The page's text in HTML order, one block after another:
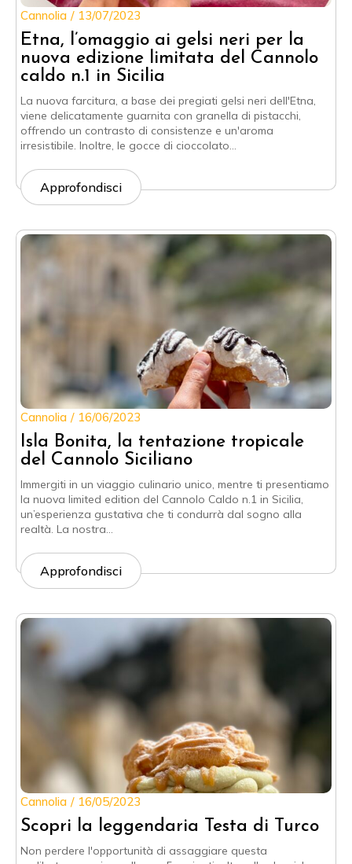
Etna, l’omaggio ai gelsi neri per la
nuova edizione limitata del Cannolo
caldo n.1 in Sicilia
Cannolia 13/07/2023
La nuova farcitura, a base dei pregiati gelsi neri dell'Etna,
viene delicatamente guarnita con granella di pistacchi,
offrendo un contrasto di consistenze e un'aroma
irresistibile. Inoltre, le gocce di cioccolato…
Approfondisci
Isla Bonita, la tentazione tropicale
del Cannolo Siciliano
Cannolia 16/06/2023
Immergiti in un viaggio culinario unico, mentre ti presentiamo
la nuova limited edition del Cannolo Caldo n.1 in Sicilia,
un’esperienza gustativa che ti condurrà dal sogno alla
realtà. La nostra…
Approfondisci
Scopri la leggendaria Testa di Turco
Cannolia 16/05/2023
Non perdere l'opportunità di assaggiare questa